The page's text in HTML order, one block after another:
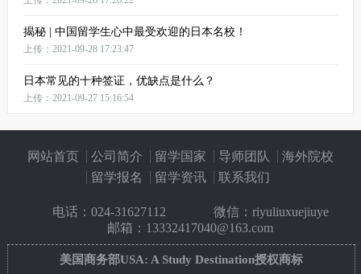
揭秘 | 中国留学生心中最受欢迎的日本名校！
上传：2021-09-28 17:23:47
日本常见的十种签证，优缺点是什么？
上传：2021-09-27 15:16:54
网站首页 公司简介 留学国家 导师团队
海外院校
留学报名
留学资讯 联系我们
电话： 024-31627112
微信：riyuliuxuejiuye
邮箱：13332417040@163.com
美国商务部USA: A Study Destination授权商标